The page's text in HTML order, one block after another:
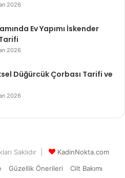
2026
Ev Yapımı İskender
2026
Düğürcük Çorbası Tarifi ve
2026
Saklıdır |
KadinNokta.com
Güzellik Önerileri Cilt Bakımı